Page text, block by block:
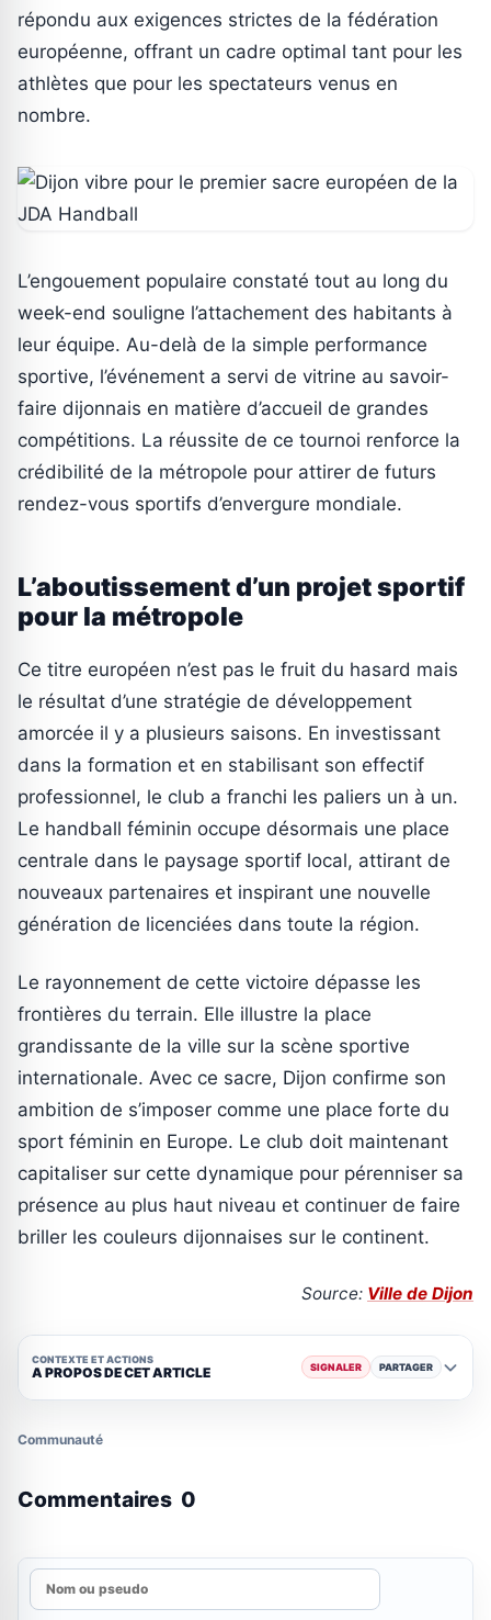
répondu aux exigences strictes de la fédération
européenne, offrant un cadre optimal tant pour les
athlètes que pour les spectateurs venus en
nombre.
L’engouement populaire constaté tout au long du
week-end souligne l’attachement des habitants à
leur équipe. Au-delà de la simple performance
sportive, l’événement a servi de vitrine au savoir-
faire dijonnais en matière d’accueil de grandes
compétitions. La réussite de ce tournoi renforce la
crédibilité de la métropole pour attirer de futurs
rendez-vous sportifs d’envergure mondiale.
L’aboutissement d’un projet sportif
pour la métropole
Ce titre européen n’est pas le fruit du hasard mais
le résultat d’une stratégie de développement
amorcée il y a plusieurs saisons. En investissant
dans la formation et en stabilisant son effectif
professionnel, le club a franchi les paliers un à un.
Le handball féminin occupe désormais une place
centrale dans le paysage sportif local, attirant de
nouveaux partenaires et inspirant une nouvelle
génération de licenciées dans toute la région.
Le rayonnement de cette victoire dépasse les
frontières du terrain. Elle illustre la place
grandissante de la ville sur la scène sportive
internationale. Avec ce sacre, Dijon confirme son
ambition de s’imposer comme une place forte du
sport féminin en Europe. Le club doit maintenant
capitaliser sur cette dynamique pour pérenniser sa
présence au plus haut niveau et continuer de faire
briller les couleurs dijonnaises sur le continent.
Source: Ville de Dijon
CONTEXTE ET ACTIONS
A PROPOS DE CET ARTICLE SIGNALER PARTAGER
Communauté
Commentaires 0